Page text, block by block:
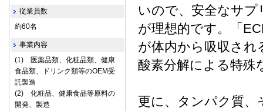
いので、安全なサ
が理想的です。「
が体内から吸収さ
酸素分解による特殊
更に、タンパク質、
従業員数
約60名
事業内容
(1) 医薬品類、化粧品類、健康
食品類、ドリンク類等のOEM受
託製造
(2) 化粧品、健康食品等原料の
開発、製造